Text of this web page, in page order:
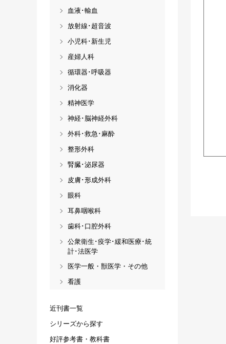
血液･輸血
放射線･超音波
小児科･新生児
産婦人科
循環器･呼吸器
消化器
精神医学
神経･脳神経外科
外科･救急･麻酔
整形外科
腎臓･泌尿器
皮膚･形成外科
眼科
耳鼻咽喉科
歯科･口腔外科
公衆衛生･疫学･緩和医療･統
計･法医学
医学一般・獣医学・その他
看護
近刊書一覧
シリーズから探す
好評参考書・教科書